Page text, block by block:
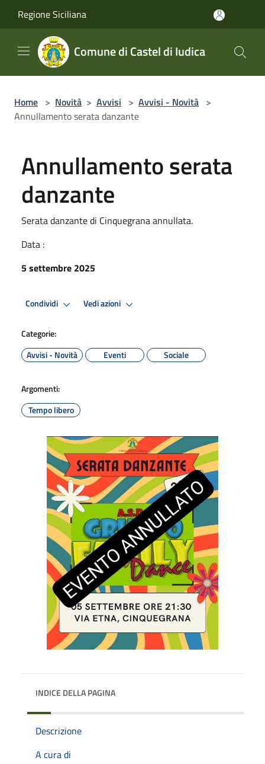
Regione Siciliana
Comune di Castel di Iudica
Home > Novità > Avvisi > Avvisi - Novità >
Annullamento serata danzante
Annullamento serata
danzante
Serata danzante di Cinquegrana annullata.
Data :
5 settembre 2025
Condividi Vedi azioni
Categorie:
Avvisi - Novità
Eventi Sociale
Argomenti:
Tempo libero
INDICE DELLA PAGINA
Descrizione
A cura di